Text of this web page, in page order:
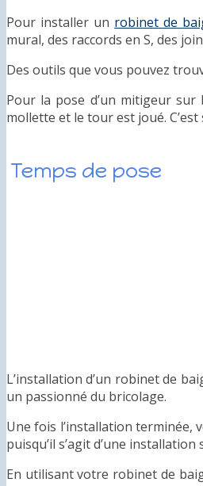
Pour installer un robinet de
mural, des raccords en S, des
Des outils que vous pouvez
Pour la pose d’un mitigeur sur
mollette et le tour est joué. C’est
Temps de pose
L’installation d’un robinet de
un passionné du bricolage.
Une fois l’installation
puisqu’il s’agit d’une
En utilisant votre robinet de